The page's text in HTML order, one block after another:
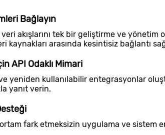
Bağlayın
akışlarını tek bir geliştirme ve yönetim
kaynakları arasında kesintisiz bağlantı
API Odaklı Mimari
yeniden kullanılabilir entegrasyonlar
yanıt verin.
fark etmeksizin uygulama ve sistem